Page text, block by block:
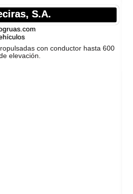
S.A.
con conductor hasta 600
elevación.